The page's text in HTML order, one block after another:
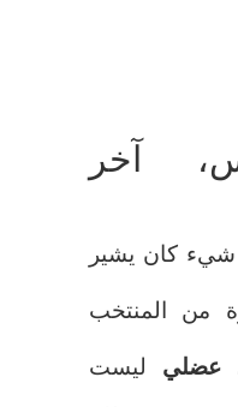
آخر
كان يشير
من المنتخب
عضلي ليست